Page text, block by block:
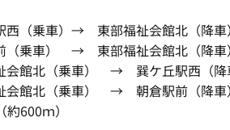
（乗車）→ 東部福祉会館北（降車
乗車） → 東部福祉会館北（降車
館北（乗車） → 巽ケ丘駅西（降
館北（乗車） → 朝倉駅前（降車
600ｍ）